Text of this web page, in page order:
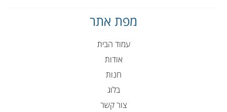
מפת אתר
עמוד הבית
אודות
חנות
בלוג
צור קשר